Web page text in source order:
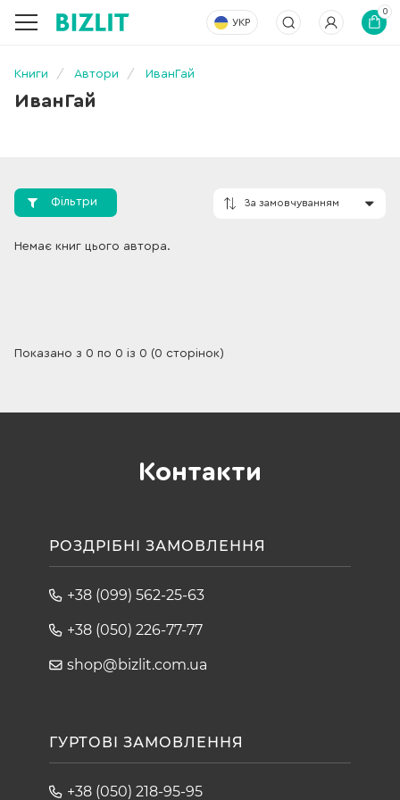
УКР
0
Книги Автори ИванГай
ИванГай
Фільтри
Немає книг цього автора.
Показано з 0 по 0 із 0 (0 сторінок)
Контакти
РОЗДРІБНІ ЗАМОВЛЕННЯ
+38 (099) 562-25-63
+38 (050) 226-77-77
shop@bizlit.com.ua
ГУРТОВІ ЗАМОВЛЕННЯ
+38 (050) 218-95-95